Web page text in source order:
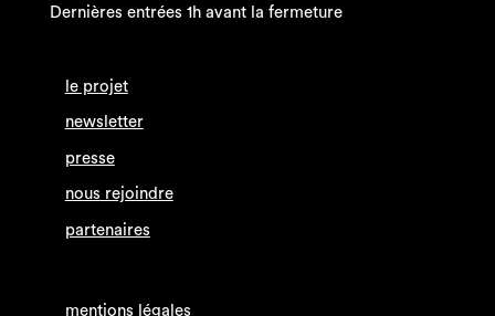
Dernières entrées 1h avant la fermeture
le projet
newsletter
presse
nous rejoindre
partenaires
mentions légales